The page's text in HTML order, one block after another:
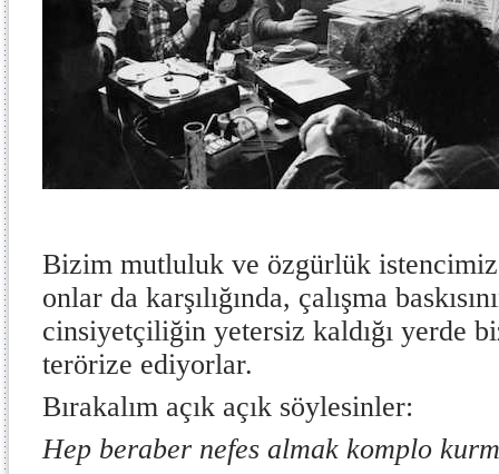
Bizim mutluluk ve özgürlük istencimiz
onlar da karşılığında, çalışma
cinsiyetçiliğin yetersiz kaldığı yerde
terörize ediyorlar.
Bırakalım açık açık söylesinler:
Hep beraber nefes almak komplo